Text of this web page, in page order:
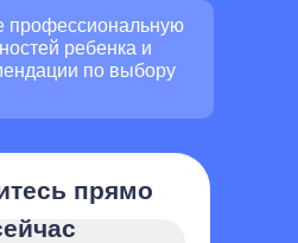
прямо
профессиональную
ребенка и
по выбору